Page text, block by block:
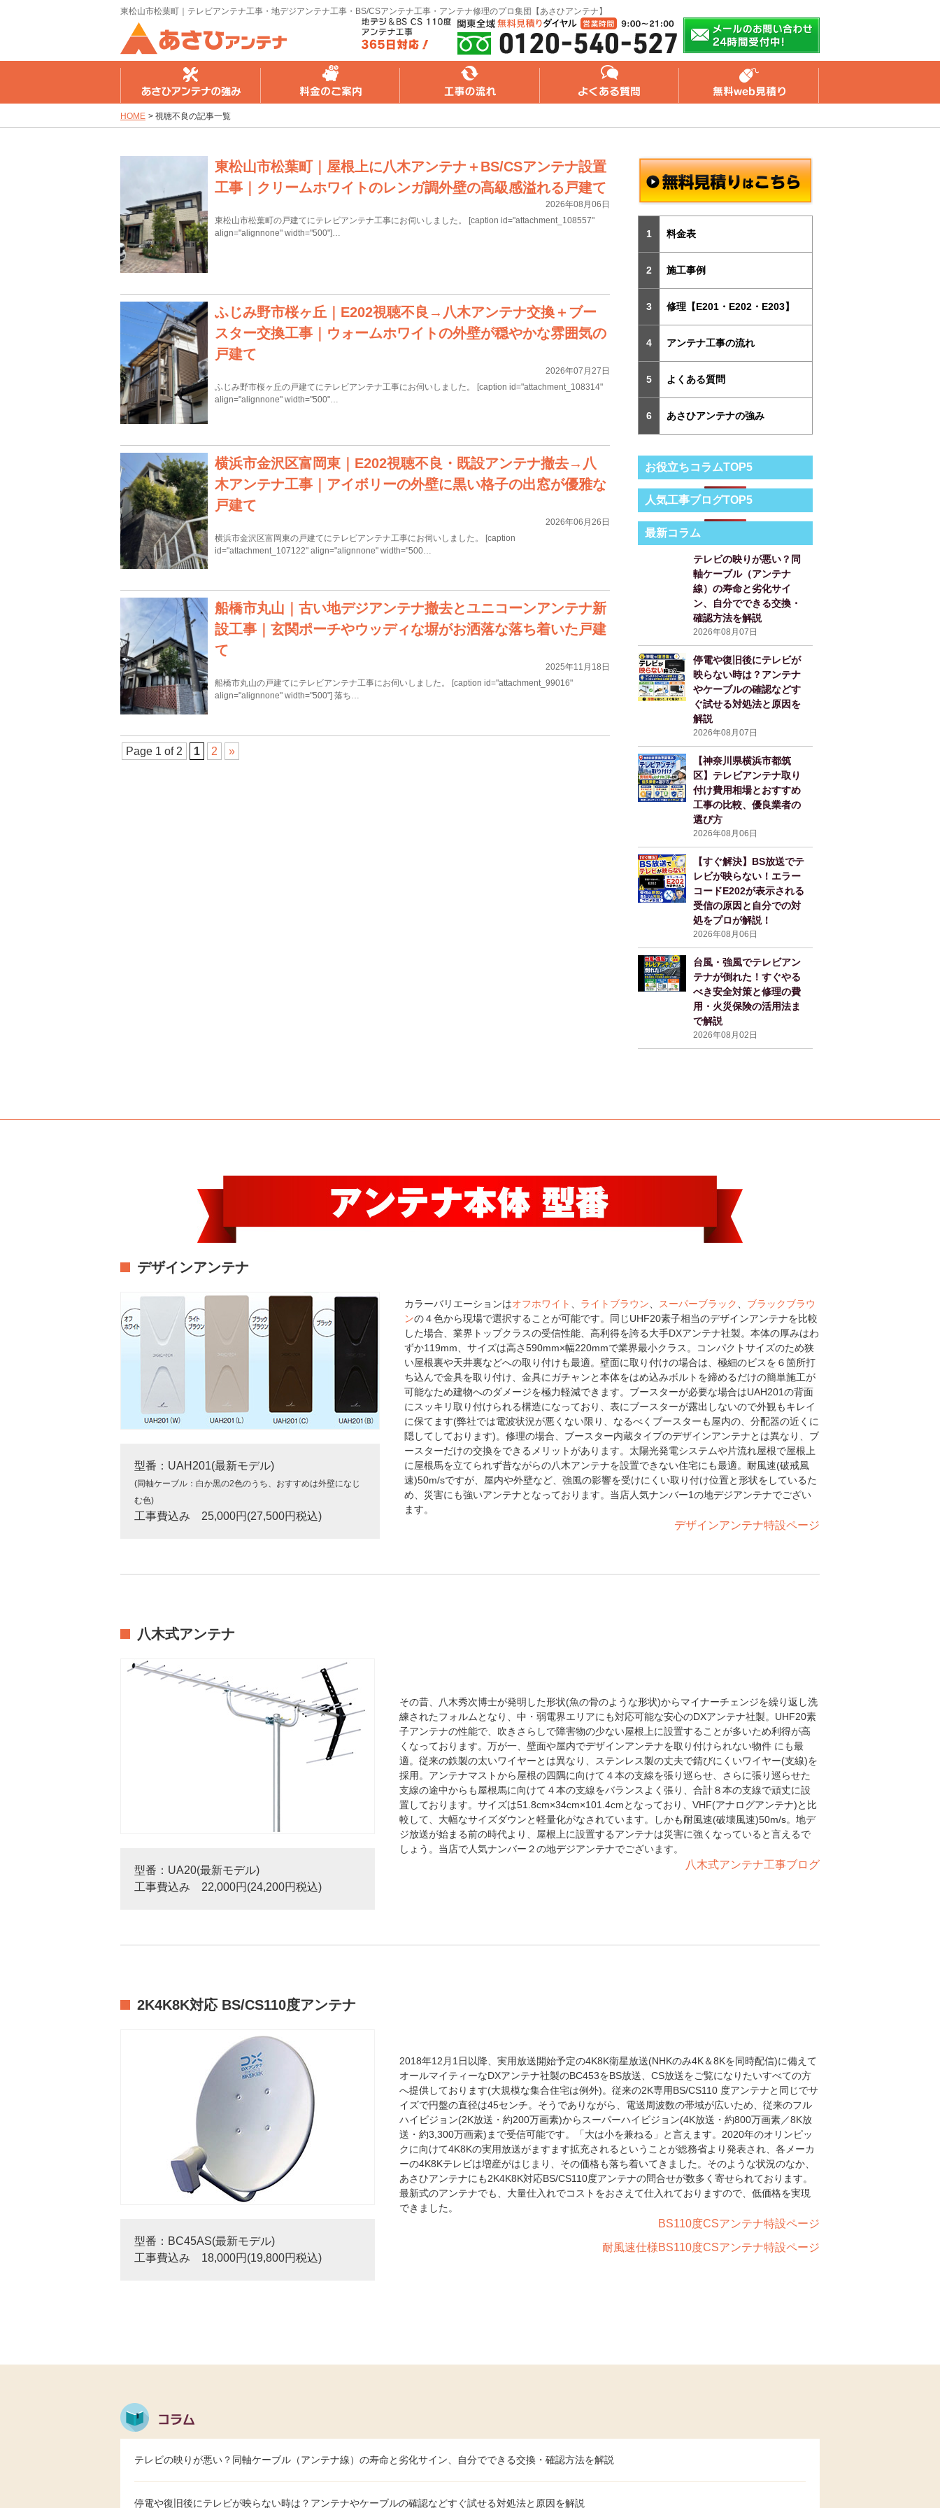
東松山市松葉町｜テレビアンテナ工事・地デジアンテナ工事・BS/CSアンテナ工事・アンテナ修理のプロ集団【あさひアンテナ】
料金のご案内 工事の流れ よくある質問 無料web見積り
HOME > 視聴不良の記事一覧
東松山市松葉町｜屋根上に八木アンテナ＋BS/CSアンテナ設置
工事｜クリームホワイトのレンガ調外壁の高級感溢れる戸建て
2026年08月06日
東松山市松葉町の戸建てにテレビアンテナ工事にお伺いしました。 [caption id="attachment_108557"
align="alignnone" width="500"]…
ふじみ野市桜ヶ丘｜E202視聴不良→八木アンテナ交換＋ブー
スター交換工事｜ウォームホワイトの外壁が穏やかな雰囲気の
戸建て
2026年07月27日
ふじみ野市桜ヶ丘の戸建てにテレビアンテナ工事にお伺いしました。 [caption id="attachment_108314"
align="alignnone" width="500"…
横浜市金沢区富岡東｜E202視聴不良・既設アンテナ撤去→八
木アンテナ工事｜アイボリーの外壁に黒い格子の出窓が優雅な
戸建て
2026年06月26日
横浜市金沢区富岡東の戸建てにテレビアンテナ工事にお伺いしました。 [caption
id="attachment_107122" align="alignnone" width="500…
船橋市丸山｜古い地デジアンテナ撤去とユニコーンアンテナ新
設工事｜玄関ポーチやウッディな塀がお洒落な落ち着いた戸建
て
2025年11月18日
船橋市丸山の戸建てにテレビアンテナ工事にお伺いしました。 [caption id="attachment_99016"
align="alignnone" width="500"] 落ち…
Page 1 of 2 1 2 »
料金表
施工事例
修理【E201・E202・E203】
アンテナ工事の流れ
よくある質問
あさひアンテナの強み
お役立ちコラムTOP5
人気工事ブログTOP5
最新コラム
テレビの映りが悪い？同
軸ケーブル（アンテナ
線）の寿命と劣化サイ
ン、自分でできる交換・
確認方法を解説
2026年08月07日
停電や復旧後にテレビが
映らない時は？アンテナ
やケーブルの確認などす
ぐ試せる対処法と原因を
解説
2026年08月07日
【神奈川県横浜市都筑
区】テレビアンテナ取り
付け費用相場とおすすめ
工事の比較、優良業者の
選び方
2026年08月06日
【すぐ解決】BS放送でテ
レビが映らない！エラー
コードE202が表示される
受信の原因と自分での対
処をプロが解説！
2026年08月06日
台風・強風でテレビアン
テナが倒れた！すぐやる
べき安全対策と修理の費
用・火災保険の活用法ま
で解説
2026年08月02日
デザインアンテナ
型番：UAH201(最新モデル)
(同軸ケーブル：白か黒の2色のうち、おすすめは外壁になじ
む色)
工事費込み 25,000円(27,500円税込)
カラーバリエーションはオフホワイト ライトブラウン スーパーブラック
ブラックブラウ
ンの４色から現場で選択することが可能です。同じUHF20素子相当のデザインアンテナを比較
した場合、業界トップクラスの受信性能、高利得を誇る大手DXアンテナ社製。本体の厚みはわ
ずか119mm、サイズは高さ590mm×幅220mmで業界最小クラス。コンパクトサイズのため狭
い屋根裏や天井裏などへの取り付けも最適。壁面に取り付けの場合は、極細のビスを６箇所打
ち込んで金具を取り付け、金具にガチャンと本体をはめ込みボルトを締めるだけの簡単施工が
可能なため建物へのダメージを極力軽減できます。ブースターが必要な場合はUAH201の背面
にスッキリ取り付けられる構造になっており、表にブースターが露出しないので外観もキレイ
に保てます(弊社では電波状況が悪くない限り、なるべくブースターも屋内の、分配器の近くに
隠してしております)。修理の場合、ブースター内蔵タイプのデザインアンテナとは異なり、ブ
ースターだけの交換をできるメリットがあります。太陽光発電システムや片流れ屋根で屋根上
に屋根馬を立てられず昔ながらの八木アンテナを設置できない住宅にも最適。耐風速(破戒風
速)50m/sですが、屋内や外壁など、強風の影響を受けにくい取り付け位置と形状をしているた
め、災害にも強いアンテナとなっております。当店人気ナンバー1の地デジアンテナでござい
ます。
デザインアンテナ特設ページ
八木式アンテナ
型番：UA20(最新モデル)
工事費込み 22,000円(24,200円税込)
その昔、八木秀次博士が発明した形状(魚の骨のような形状)からマイナーチェンジを繰り返し洗
練されたフォルムとなり、中・弱電界エリアにも対応可能な安心のDXアンテナ社製。UHF20素
子アンテナの性能で、吹きさらしで障害物の少ない屋根上に設置することが多いため利得が高
くなっております。万が一、壁面や屋内でデザインアンテナを取り付けられない物件 にも最
適。従来の鉄製の太いワイヤーとは異なり、ステンレス製の丈夫で錆びにくいワイヤー(支線)を
採用。アンテナマストから屋根の四隅に向けて４本の支線を張り巡らせ、さらに張り巡らせた
支線の途中からも屋根馬に向けて４本の支線をバランスよく張り、合計８本の支線で頑丈に設
置しております。サイズは51.8cm×34cm×101.4cmとなっており、VHF(アナログアンテナ)と比
較して、大幅なサイズダウンと軽量化がなされています。しかも耐風速(破壊風速)50m/s。地デ
ジ放送が始まる前の時代より、屋根上に設置するアンテナは災害に強くなっていると言えるで
しょう。当店で人気ナンバー２の地デジアンテナでございます。
八木式アンテナ工事ブログ
2K4K8K対応 BS/CS110度アンテナ
型番：BC45AS(最新モデル)
工事費込み 18,000円(19,800円税込)
2018年12月1日以降、実用放送開始予定の4K8K衛星放送(NHKのみ4K＆8Kを同時配信)に備えて
オールマイティーなDXアンテナ社製のBC453をBS放送、CS放送をご覧になりたいすべての方
へ提供しております(大規模な集合住宅は例外)。従来の2K専用BS/CS110 度アンテナと同じでサ
イズで円盤の直径は45センチ。そうでありながら、電送周波数の帯域が広いため、従来のフル
ハイビジョン(2K放送・約200万画素)からスーパーハイビジョン(4K放送・約800万画素／8K放
送・約3,300万画素)まで受信可能です。「大は小を兼ねる」と言えます。2020年のオリンピッ
クに向けて4K8Kの実用放送がますます拡充されるということが総務省より発表され、各メーカ
ーの4K8Kテレビは増産がはじまり、その価格も落ち着いてきました。そのような状況のなか、
あさひアンテナにも2K4K8K対応BS/CS110度アンテナの問合せが数多く寄せられております。
最新式のアンテナでも、大量仕入れでコストをおさえて仕入れておりますので、低価格を実現
できました。
BS110度CSアンテナ特設ページ
耐風速仕様BS110度CSアンテナ特設ページ
テレビの映りが悪い？同軸ケーブル（アンテナ線）の寿命と劣化サイン、自分でできる交換・確認方法を解説
停電や復旧後にテレビが映らない時は？アンテナやケーブルの確認などすぐ試せる対処法と原因を解説